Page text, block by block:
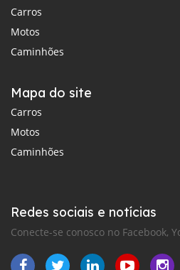
Carros
Motos
Caminhões
Mapa do site
Carros
Motos
Caminhões
Redes sociais e notícias
Conecte-se conosco no Facebook,